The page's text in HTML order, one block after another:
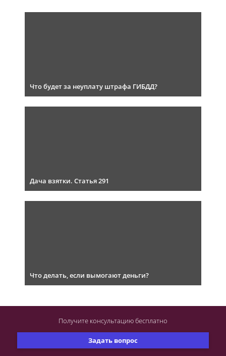
Что будет за неуплату штрафа ГИБДД?
Дача взятки. Статья 291
Что делать, если вымогают деньги?
Задать вопрос
Получите консультациюбесплатно